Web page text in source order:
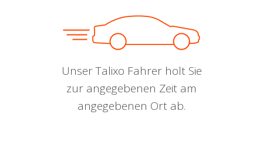
Unser Talixo Fahrer holt Sie
zur angegebenen Zeit am
angegebenen Ort ab.